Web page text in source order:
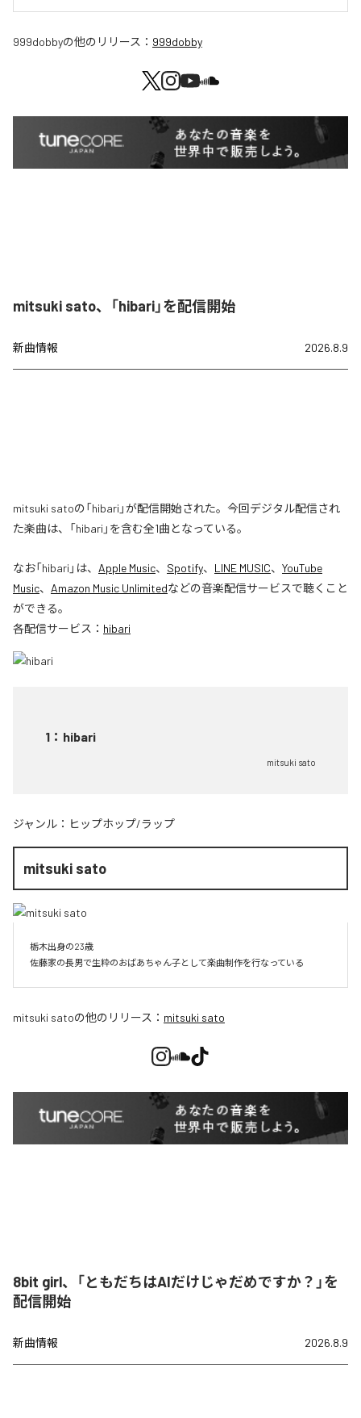
999dobbyの他のリリース： 999dobby
mitsuki sato、「hibari」を配信開始
新曲情報 2026.8.9
mitsuki satoの「hibari」が配信開始された。今回デジタル配信され
た楽曲は、「hibari」を含む全1曲となっている。
なお「hibari 」は、 Apple Music、 Spotify、 LINE MUSIC、 YouTube
Music、 Amazon Music Unlimitedなどの音楽配信サービスで聴くこと
ができる。
各配信サービス： hibari
1 ： hibari
mitsuki sato
ジャンル： ヒップホップ/ラップ
mitsuki sato
栃木出身の23歳
佐藤家の長男で生粋のおばあちゃん子として楽曲制作を行なっている
mitsuki satoの他のリリース： mitsuki sato
8bit girl、「ともだちはAIだけじゃだめですか？」を
配信開始
新曲情報 2026.8.9